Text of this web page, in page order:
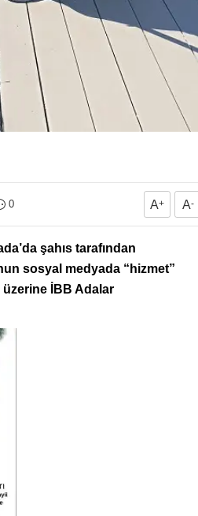
0 A+ A-
şahıs tarafından
sosyal medyada “hizmet”
üzerine İBB Adalar